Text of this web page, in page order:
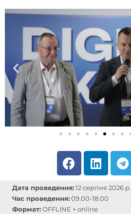
F
a
e
b
L
i
k
e
T
e
e
Дата проведення: 12 серпня 2026 р.
Час проведення: 09.00-18.00
Формат: OFFLINE + online